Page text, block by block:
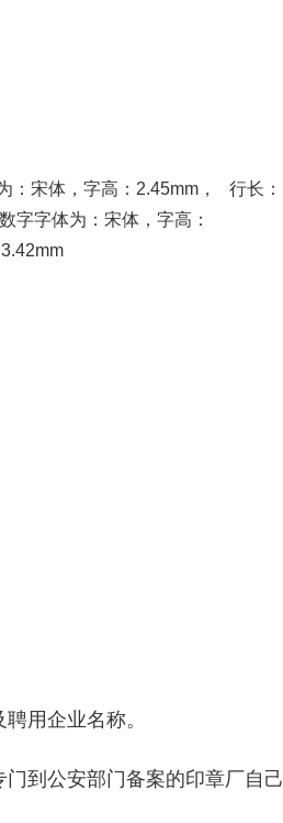
：宋体，字高：2.45mm， 行长：
字体为：宋体，字高：
用企业名称。
到公安部门备案的印章厂自己